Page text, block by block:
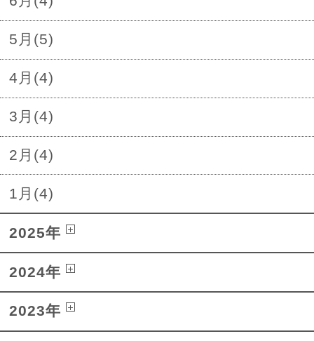
5月(5)
4月(4)
3月(4)
2月(4)
1月(4)
2025年
2024年
2023年